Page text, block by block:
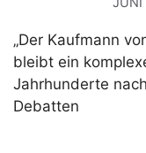
„Der Kaufmann
bleibt ein
Jahrhunderte
Debatten